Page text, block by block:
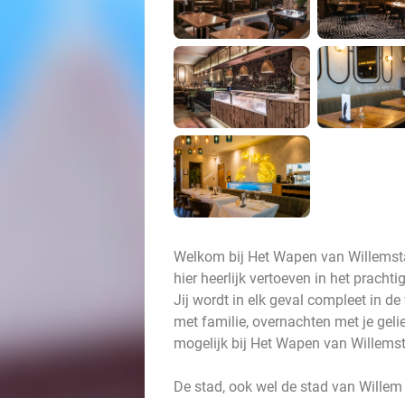
Welkom bij Het Wapen van
hier heerlijk vertoeven in het
Jij wordt in elk geval compleet in
met familie, overnachten met je
mogelijk bij Het Wapen van
De stad, ook wel de stad van